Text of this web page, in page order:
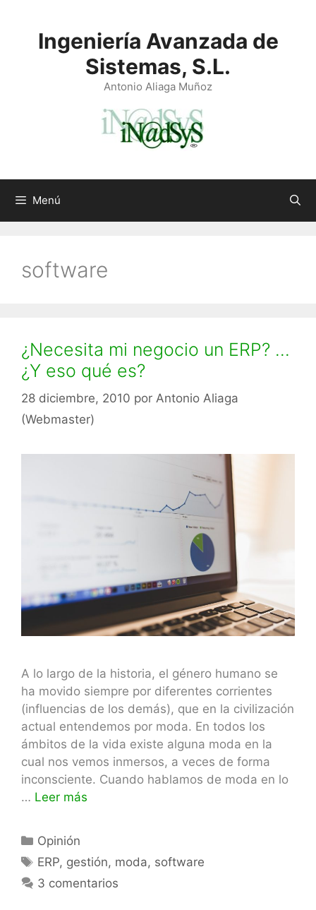
contenidoIngeniería Avanzada de
Sistemas, S.L.
Antonio Aliaga Muñoz
Menú
software
¿Necesita mi negocio un ERP? …
¿Y eso qué es?
28 diciembre, 2010 por Antonio Aliaga
(Webmaster)
A lo largo de la historia, el género humano se
ha movido siempre por diferentes corrientes
(influencias de los demás), que en la civilización
actual entendemos por moda. En todos los
ámbitos de la vida existe alguna moda en la
cual nos vemos inmersos, a veces de forma
inconsciente. Cuando hablamos de moda en lo
… Leer más
Categorías
Opinión
Etiquetas
ERP, gestión, moda, software
3 comentarios